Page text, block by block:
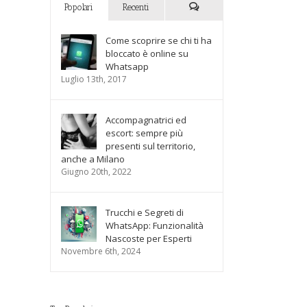
Popolari Recenti
Come scoprire se chi ti ha
bloccato è online su
Whatsapp
Luglio 13th, 2017
Accompagnatrici ed
escort: sempre più
presenti sul territorio,
anche a Milano
Giugno 20th, 2022
Trucchi e Segreti di
WhatsApp: Funzionalità
Nascoste per Esperti
Novembre 6th, 2024